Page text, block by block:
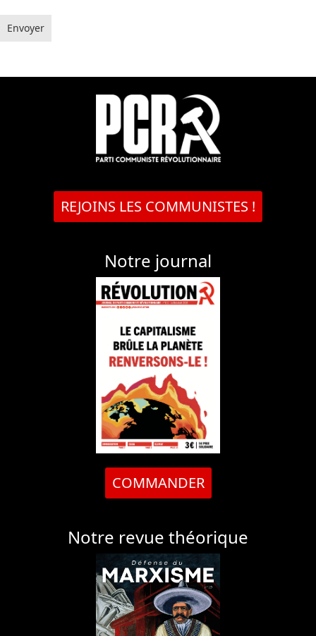
Envoyer
REJOINS LES COMMUNISTES !
Notre journal
COMMANDER
Notre revue théorique